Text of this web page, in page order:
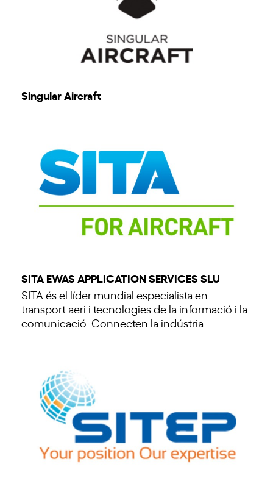
Singular Aircraft
SITA EWAS APPLICATION SERVICES SLU
SITA és el líder mundial especialista en
transport aeri i tecnologies de la informació i la
comunicació. Connecten la indústria…